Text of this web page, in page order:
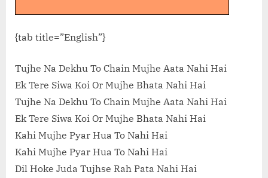
{tab title=”English”}
Tujhe Na Dekhu To Chain Mujhe Aata Nahi Hai
Ek Tere Siwa Koi Or Mujhe Bhata Nahi Hai
Tujhe Na Dekhu To Chain Mujhe Aata Nahi Hai
Ek Tere Siwa Koi Or Mujhe Bhata Nahi Hai
Kahi Mujhe Pyar Hua To Nahi Hai
Kahi Mujhe Pyar Hua To Nahi Hai
Dil Hoke Juda Tujhse Rah Pata Nahi Hai